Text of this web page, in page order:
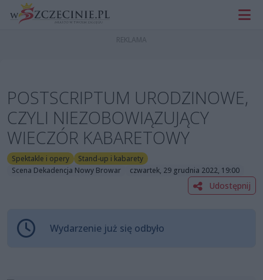
POSTSCRIPTUM URODZINOWE,
CZYLI NIEZOBOWIĄZUJĄCY
WIECZÓR KABARETOWY
Spektakle i opery
Stand-up i kabarety
Scena Dekadencja Nowy Browar
czwartek, 29 grudnia 2022, 19:00
Udostępnij
Wydarzenie już się odbyło